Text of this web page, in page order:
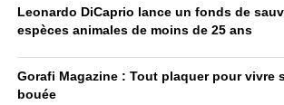
Leonardo DiCaprio lance un fonds de
espèces animales de moins de 25 ans
Gorafi Magazine : Tout plaquer pour vivre
bouée